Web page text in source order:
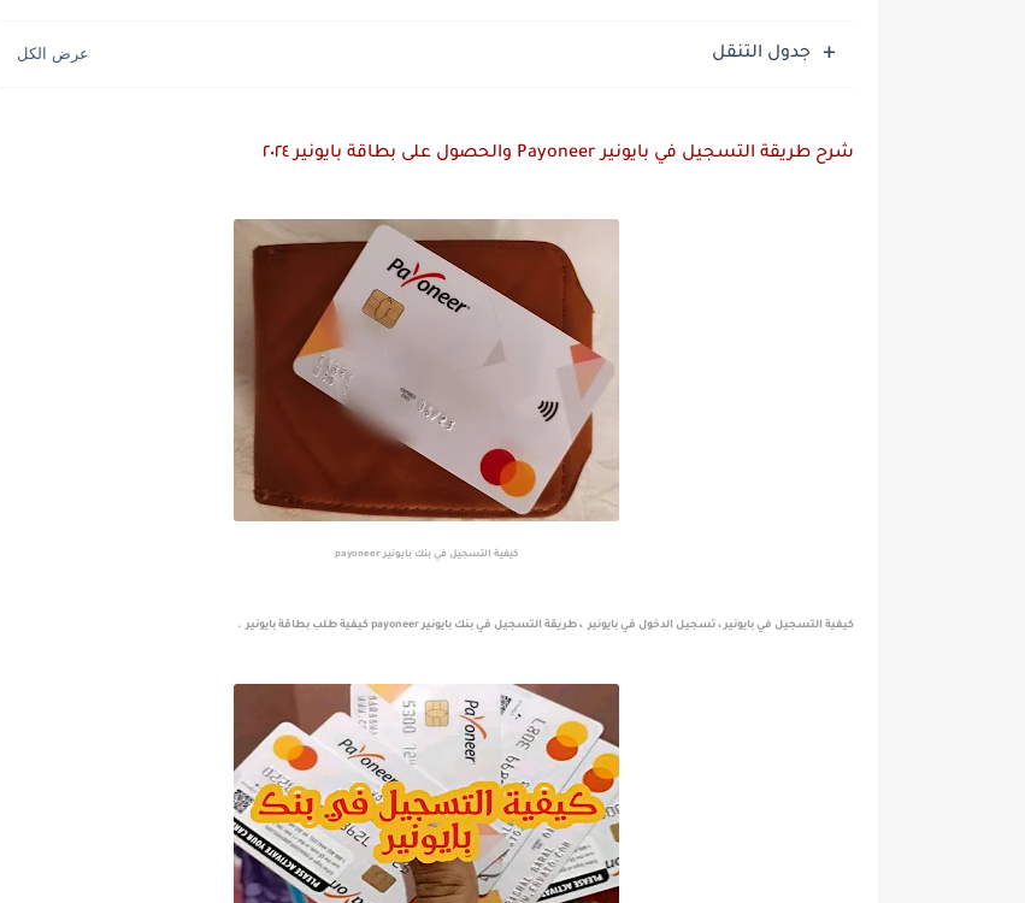
جدول التنقل
شرح طريقة التسجيل في بايونير Payoneer والحصول على بطاقة بايونير ٢٠٢٤
كيفية التسجيل في بنك بايونير ‏payoneer
كيفية التسجيل في بايونير ، تسجيل الدخول في بايونير ، طريقة التسجيل في بنك بايونير ‏payoneer كيفية طلب بطاقة بايونير .